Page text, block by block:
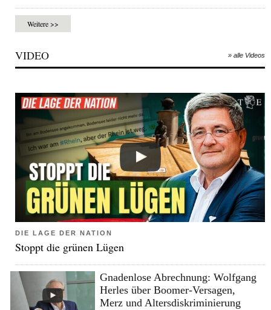
Weitere >>
VIDEO » alle Videos
DIE LAGE DER NATION
Stoppt die grünen Lügen
Gnadenlose Abrechnung: Wolfgang
Herles über Boomer-Versagen,
Merz und Altersdiskriminierung